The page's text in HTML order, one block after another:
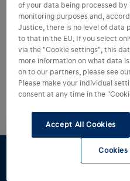
of your data being processed
monitoring purposes and,
Justice, there is no level of data
to that in the EU. If you select
via the "Cookie settings", this
more information on what data
on to our partners, please see
Please make your individual
consent at any time in the
Accept All Cookies